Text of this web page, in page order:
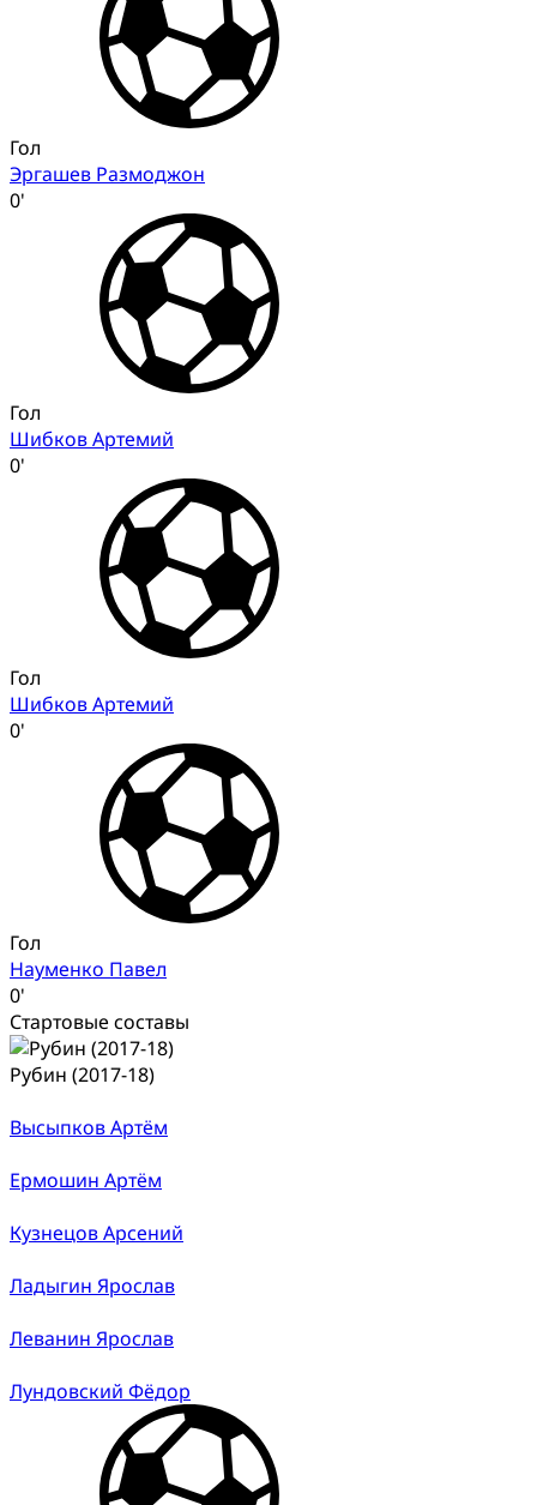
Гол
Эргашев Размоджон
0'
Гол
Шибков Артемий
0'
Гол
Шибков Артемий
0'
Гол
Науменко Павел
0'
Стартовые составы
Рубин (2017-18)
Высыпков Артём
Ермошин Артём
Кузнецов Арсений
Ладыгин Ярослав
Леванин Ярослав
Лундовский Фёдор